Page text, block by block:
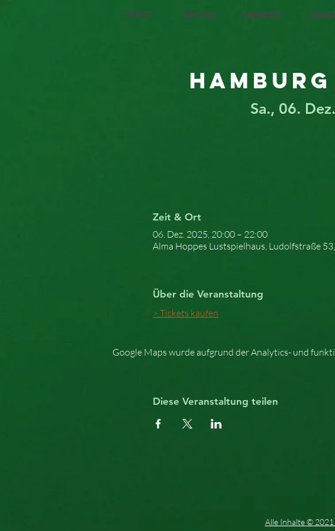
START SHOWS TERMINE
Sa., 06. Dez.
Zeit & Ort
06. Dez. 2025, 20:00 – 22:00
Alma Hoppes Lustspielhaus, Ludolfstraße
Über die Veranstaltung
> Tickets kaufen
Google Maps wurde aufgrund der Analytics- und
Diese Veranstaltung teilen
Alle Inhalte © 2021